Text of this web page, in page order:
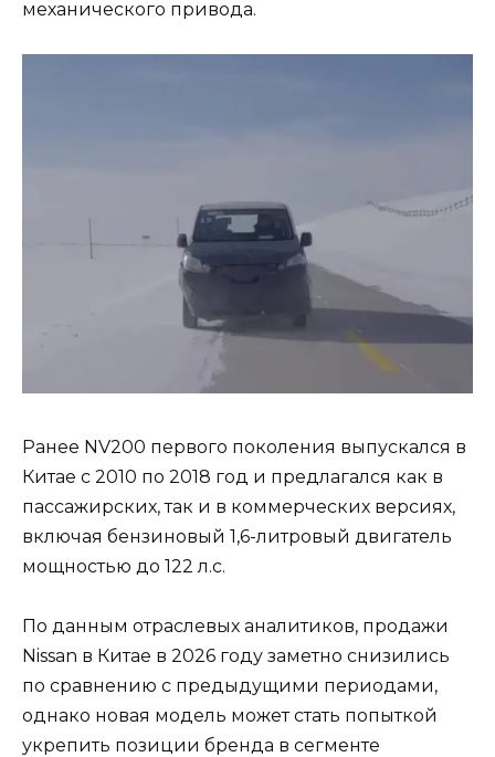
механического привода.
Ранее NV200 первого поколения выпускался в
Китае с 2010 по 2018 год и предлагался как в
пассажирских, так и в коммерческих версиях,
включая бензиновый 1,6-литровый двигатель
мощностью до 122 л.с.
По данным отраслевых аналитиков, продажи
Nissan в Китае в 2026 году заметно снизились
по сравнению с предыдущими периодами,
однако новая модель может стать попыткой
укрепить позиции бренда в сегменте